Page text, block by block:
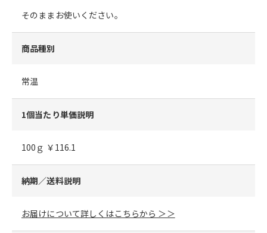
そのままお使いください。
商品種別
常温
1個当たり単価説明
100ｇ ￥116.1
納期／送料説明
お届けについて詳しくはこちらから ＞＞